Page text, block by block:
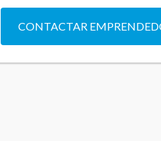
CONTACTAR